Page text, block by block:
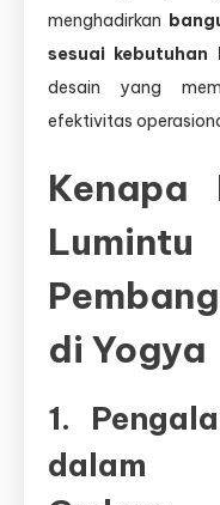
menghadirkan
sesuai kebutuhan
desain yang
efektivitas
Kenapa
di Yogya
1.
dalam